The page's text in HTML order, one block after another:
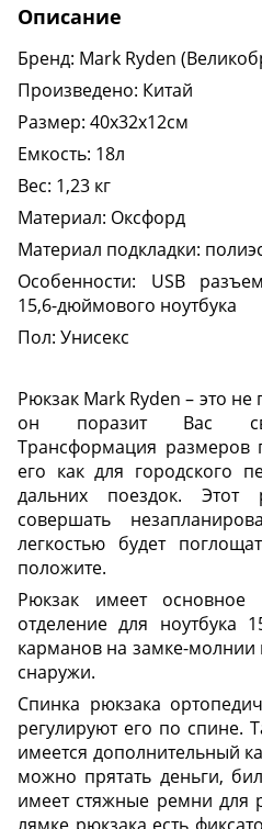
Описание
Бренд: Mark Ryden
Произведено: Китай
Размер: 40х32х12см
Емкость: 18л
Вес: 1,23 кг
Материал: Оксфорд
Материал подкладки:
Особенности: USB
15,6-дюймового ноутбука
Пол: Унисекс
Рюкзак Mark Ryden – это
он поразит Вас
Трансформация размеров
его как для городского
дальних поездок. Этот
совершать
легкостью будет
положите.
Рюкзак имеет основное
отделение для ноутбука
карманов на замке-молнии
снаружи.
Спинка рюкзака
регулируют его по спине.
имеется дополнительный
можно прятать деньги,
имеет стяжные ремни для
лямке рюкзака есть